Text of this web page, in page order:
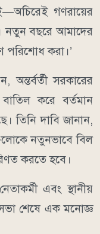
গণরায়ের
নতুন বছরে আমাদের
পরিশোধ করা।’
সরকারের
করে বর্তমান
তিনি দাবি জানান,
নতুনভাবে বিল
করতে হবে।
এবং স্থানীয়
শেষে এক মনোজ্ঞ